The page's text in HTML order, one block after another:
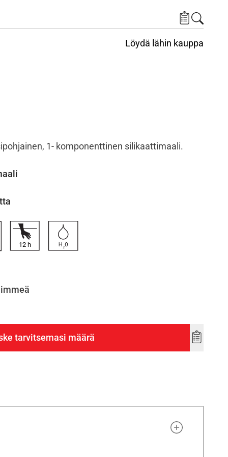
Löydä lähin kauppa
1- komponenttinen silikaattimaali.
12 h
tarvitsemasi määrä
Add